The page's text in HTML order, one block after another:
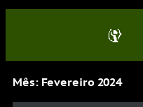
Mês: Fevereiro 2024